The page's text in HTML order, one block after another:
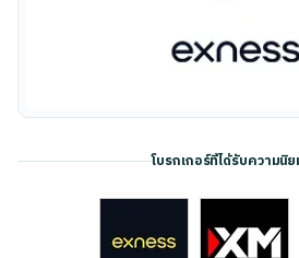
โบรกเกอร์ที่ได้รับความนิ